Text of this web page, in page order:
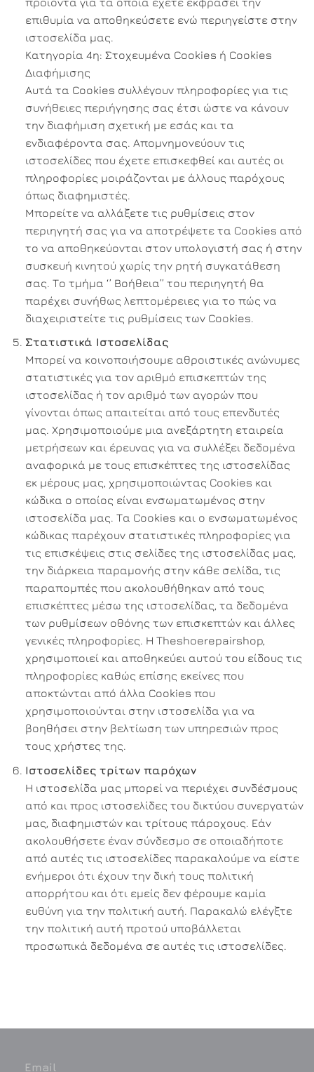
επιθυμία να αποθηκεύσετε ενώ περιηγείστε στην
ιστοσελίδα μας.
Κατηγορία 4η: Στοχευμένα Cookies ή Cookies
Διαφήμισης
Αυτά τα Cookies συλλέγουν πληροφορίες για τις
συνήθειες περιήγησης σας έτσι ώστε να κάνουν
την διαφήμιση σχετική με εσάς και τα
ενδιαφέροντα σας. Απομνημονεύουν τις
ιστοσελίδες που έχετε επισκεφθεί και αυτές οι
πληροφορίες μοιράζονται με άλλους παρόχους
όπως διαφημιστές.
Μπορείτε να αλλάξετε τις ρυθμίσεις στον
περιηγητή σας για να αποτρέψετε τα Cookies από
το να αποθηκεύονται στον υπολογιστή σας ή στην
συσκευή κινητού χωρίς την ρητή συγκατάθεση
σας. Το τμήμα ‘’ Βοήθεια’’ του περιηγητή θα
παρέχει συνήθως λεπτομέρειες για το πώς να
διαχειριστείτε τις ρυθμίσεις των Cookies.
Στατιστικά Ιστοσελίδας
Μπορεί να κοινοποιήσουμε αθροιστικές ανώνυμες
στατιστικές για τον αριθμό επισκεπτών της
ιστοσελίδας ή τον αριθμό των αγορών που
γίνονται όπως απαιτείται από τους επενδυτές
μας. Χρησιμοποιούμε μια ανεξάρτητη εταιρεία
μετρήσεων και έρευνας για να συλλέξει δεδομένα
αναφορικά με τους επισκέπτες της ιστοσελίδας
εκ μέρους μας, χρησιμοποιώντας Cookies και
κώδικα ο οποίος είναι ενσωματωμένος στην
ιστοσελίδα μας. Τα Cookies και ο ενσωματωμένος
κώδικας παρέχουν στατιστικές πληροφορίες για
τις επισκέψεις στις σελίδες της ιστοσελίδας μας,
την διάρκεια παραμονής στην κάθε σελίδα, τις
παραπομπές που ακολουθήθηκαν από τους
επισκέπτες μέσω της ιστοσελίδας, τα δεδομένα
των ρυθμίσεων οθόνης των επισκεπτών και άλλες
γενικές πληροφορίες. Η Theshoerepairshop,
χρησιμοποιεί και αποθηκεύει αυτού του είδους τις
πληροφορίες καθώς επίσης εκείνες που
αποκτώνται από άλλα Cookies που
χρησιμοποιούνται στην ιστοσελίδα για να
βοηθήσει στην βελτίωση των υπηρεσιών προς
τους χρήστες της.
Ιστοσελίδες τρίτων παρόχων
Η ιστοσελίδα μας μπορεί να περιέχει συνδέσμους
από και προς ιστοσελίδες του δικτύου συνεργατών
μας, διαφημιστών και τρίτους πάροχους. Εάν
ακολουθήσετε έναν σύνδεσμο σε οποιαδήποτε
από αυτές τις ιστοσελίδες παρακαλούμε να είστε
ενήμεροι ότι έχουν την δική τους πολιτική
απορρήτου και ότι εμείς δεν φέρουμε καμία
ευθύνη για την πολιτική αυτή. Παρακαλώ ελέγξτε
την πολιτική αυτή προτού υποβάλλεται
προσωπικά δεδομένα σε αυτές τις ιστοσελίδες.